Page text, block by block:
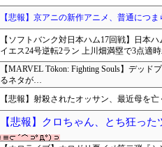
【悲報】京アニの新作アニメ、普通につ
【ソフトバンク対日本ハム17回戦】日本
イエス24号逆転2ラン 上川畑満塁で3点適
【MARVEL Tōkon: Fighting Souls】デッ
るネタが…
【悲報】射殺されたオッサン、最近母を
【悲報】クロちゃん、とち狂った